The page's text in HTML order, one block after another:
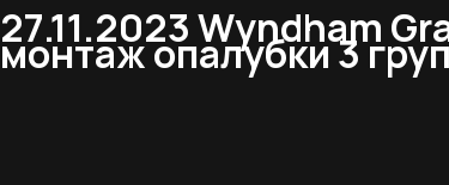
27.11.2023 Wyndham
монтаж опалубки 3